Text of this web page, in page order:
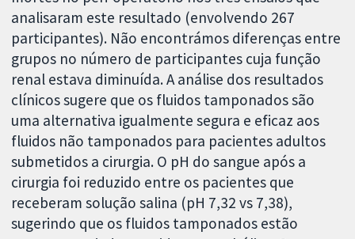
analisaram este resultado (envolvendo 267
participantes). Não encontrámos diferenças entre
grupos no número de participantes cuja função
renal estava diminuída. A análise dos resultados
clínicos sugere que os fluidos tamponados são
uma alternativa igualmente segura e eficaz aos
fluidos não tamponados para pacientes adultos
submetidos a cirurgia. O pH do sangue após a
cirurgia foi reduzido entre os pacientes que
receberam solução salina (pH 7,32 vs 7,38),
sugerindo que os fluidos tamponados estão